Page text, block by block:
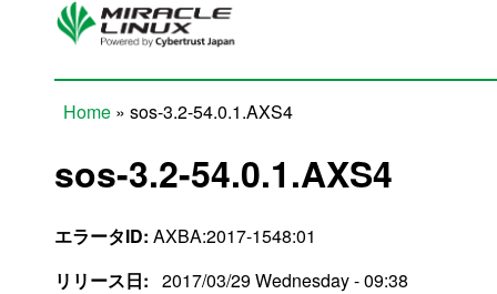
Skip to main content
Home » sos-3.2-54.0.1.AXS4
sos-3.2-54.0.1.AXS4
エラータID: AXBA:2017-1548:01
リリース日: 2017/03/29 Wednesday - 09:38